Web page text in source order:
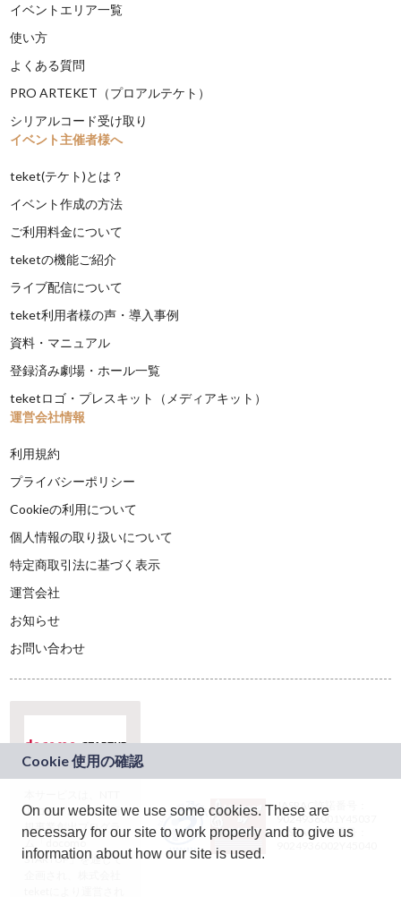
イベントエリア一覧
使い方
よくある質問
PRO ARTEKET（プロアルテケト）
シリアルコード受け取り
イベント主催者様へ
teket(テケト)とは？
イベント作成の方法
ご利用料金について
teketの機能ご紹介
ライブ配信について
teket利用者様の声・導入事例
資料・マニュアル
登録済み劇場・ホール一覧
teketロゴ・プレスキット（メディアキット）
運営会社情報
利用規約
プライバシーポリシー
Cookieの利用について
個人情報の取り扱いについて
特定商取引法に基づく表示
運営会社
お知らせ
お問い合わせ
ドコモグループの新
規事業創出プログラ
ム「docomo
STARTUP」を通じて
JASRAC許諾番号：
9024936001Y45037
JASRAC許諾番号：
On our website we use some cookies. These are
necessary for our site to work properly and to give us
information about how our site is used.